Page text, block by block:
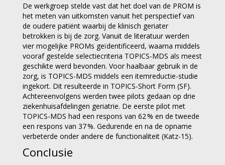
De werkgroep stelde vast dat het doel van de PROM is
het meten van uitkomsten vanuit het perspectief van
de oudere patiënt waarbij de klinisch geriater
betrokken is bij de zorg. Vanuit de literatuur werden
vier mogelijke PROMs geïdentificeerd, waarna middels
vooraf gestelde selectiecriteria TOPICS-MDS als meest
geschikte werd bevonden. Voor haalbaar gebruik in de
zorg, is TOPICS-MDS middels een itemreductie-studie
ingekort. Dit resulteerde in TOPICS-Short Form (SF).
Achtereenvolgens werden twee pilots gedaan op drie
ziekenhuisafdelingen geriatrie. De eerste pilot met
TOPICS-MDS had een respons van 62 % en de tweede
een respons van 37 %. Gedurende en na de opname
verbeterde onder andere de functionaliteit (Katz-15).
Conclusie